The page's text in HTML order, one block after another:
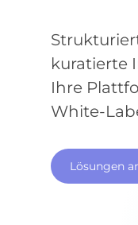
kuratierte
Ihre
White-
Lösungen